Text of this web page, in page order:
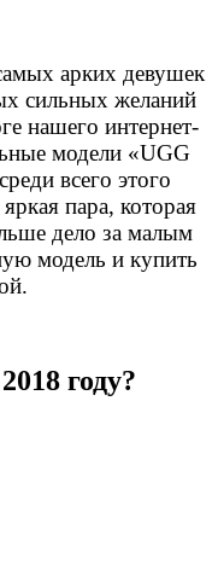
арких девушек
сильных желаний
нашего интернет-
модели «UGG
всего этого
пара, которая
дело за малым
модель и купить
году?